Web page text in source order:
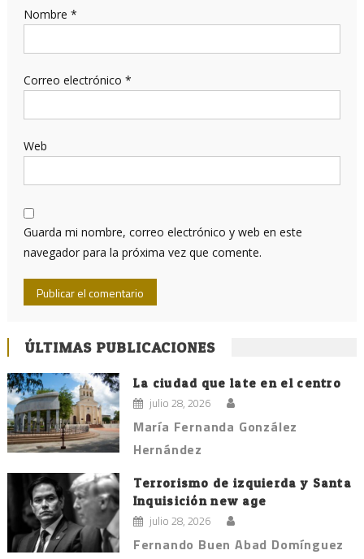
Nombre *
Correo electrónico *
Web
Guarda mi nombre, correo electrónico y web en este
navegador para la próxima vez que comente.
ÚLTIMAS PUBLICACIONES
La ciudad que late en el centro
julio 28, 2026
María Fernanda González
Hernández
Terrorismo de izquierda y Santa
Inquisición new age
julio 28, 2026
Fernando Buen Abad Domínguez